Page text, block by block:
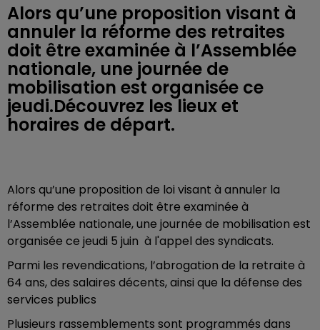
Alors qu’une proposition visant à
annuler la réforme des retraites
doit être examinée à l’Assemblée
nationale, une journée de
mobilisation est organisée ce
jeudi.Découvrez les lieux et
horaires de départ.
Alors qu’une proposition de loi visant à annuler la
réforme des retraites doit être examinée à
l’Assemblée nationale, une journée de mobilisation est
organisée ce jeudi 5 juin à l'appel des syndicats.
Parmi les revendications, l’abrogation de la retraite à
64 ans, des salaires décents, ainsi que la défense des
services publics
Plusieurs rassemblements sont programmés dans